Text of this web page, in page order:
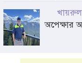
অপেক্ষার